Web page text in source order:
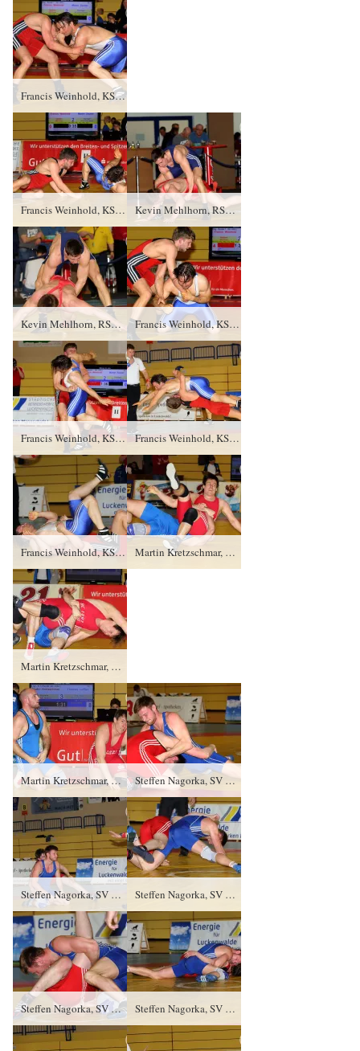
Francis Weinhold, KSV Pausa gegen Martin Zeuner (blaues Trikot), AV JK Zella- Mehlis TÜ/4:0/8:0
Francis Weinhold, KSV Pausa gegen Martin Zeuner (blaues Trikot), AV JK Zella- Mehlis TÜ/4:0/8:0 Kevin Mehlhorn, RSK Gelenau gegen Tom Linke (blaues Trikot), FSV Stralsund PS/3:1/1:1
Kevin Mehlhorn, RSK Gelenau gegen Tom Linke (blaues Trikot), FSV Stralsund PS/3:1/1:1 Francis Weinhold, KSV Pausa gegen Martin Zeuner (blaues Trikot), AV JK Zella- Mehlis TÜ/4:0/8:0
Francis Weinhold, KSV Pausa gegen Martin Zeuner (blaues Trikot), AV JK Zella- Mehlis TÜ/4:0/8:0 Francis Weinhold, KSV Pausa gegen Martin Zeuner (blaues Trikot), AV JK Zella- Mehlis TÜ/4:0/8:0
Francis Weinhold, KSV Pausa gegen Martin Zeuner (blaues Trikot), AV JK Zella- Mehlis TÜ/4:0/8:0 Martin Kretzschmar, AC 1897 Werdau gegen Thomas Leffler (blaues Trikot), RSV Rotation Greiz TÜ/0:4/0:8
Martin Kretzschmar, AC 1897 Werdau gegen Thomas Leffler (blaues Trikot), RSV Rotation Greiz TÜ/0:4/0:8
Martin Kretzschmar, AC 1897 Werdau gegen Thomas Leffler (blaues Trikot), RSV Rotation Greiz TÜ/0:4/0:8 Steffen Nagorka, SV Grün- Weiß Weißwasser gegen Sebastian Wendel (blaues Trikot), RSV Rotation Greiz SS/0:5/0:3
Steffen Nagorka, SV Grün- Weiß Weißwasser gegen Sebastian Wendel (blaues Trikot), RSV Rotation Greiz SS/0:5/0:3 Steffen Nagorka, SV Grün- Weiß Weißwasser gegen Sebastian Wendel (blaues Trikot), RSV Rotation Greiz SS/0:5/0:3
Steffen Nagorka, SV Grün- Weiß Weißwasser gegen Sebastian Wendel (blaues Trikot), RSV Rotation Greiz SS/0:5/0:3 Steffen Nagorka, SV Grün- Weiß Weißwasser gegen Sebastian Wendel (blaues Trikot), RSV Rotation Greiz SS/0:5/0:3